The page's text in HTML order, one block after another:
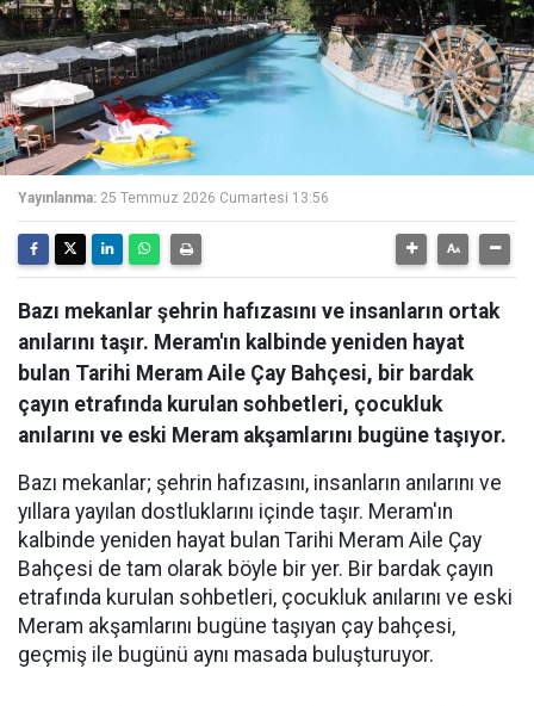
Yayınlanma: 25 Temmuz 2026 Cumartesi 13:56
Bazı mekanlar şehrin hafızasını ve insanların ortak
anılarını taşır. Meram'ın kalbinde yeniden hayat
bulan Tarihi Meram Aile Çay Bahçesi, bir bardak
çayın etrafında kurulan sohbetleri, çocukluk
anılarını ve eski Meram akşamlarını bugüne taşıyor.
Bazı mekanlar; şehrin hafızasını, insanların anılarını ve
yıllara yayılan dostluklarını içinde taşır. Meram'ın
kalbinde yeniden hayat bulan Tarihi Meram Aile Çay
Bahçesi de tam olarak böyle bir yer. Bir bardak çayın
etrafında kurulan sohbetleri, çocukluk anılarını ve eski
Meram akşamlarını bugüne taşıyan çay bahçesi,
geçmiş ile bugünü aynı masada buluşturuyor.